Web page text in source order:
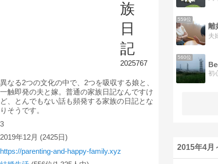
族
日
記
2025767
異なる2つの文化の中で、2つを吸収する娘と、
一触即発の夫と嫁。普通の家族日記なんですけ
ど、とんでもない話も頻発する家族の日記とな
りそうです。
3
2019年12月 (2425日)
https://parenting-and-happy-family.xyz
559位
離
夫
560位
2015年4月